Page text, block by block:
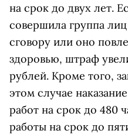
на срок до двух лет.
совершила группа
сговору или оно
здоровью, штраф
рублей. Кроме того,
этом случае
работ на срок до 480
работы на срок до